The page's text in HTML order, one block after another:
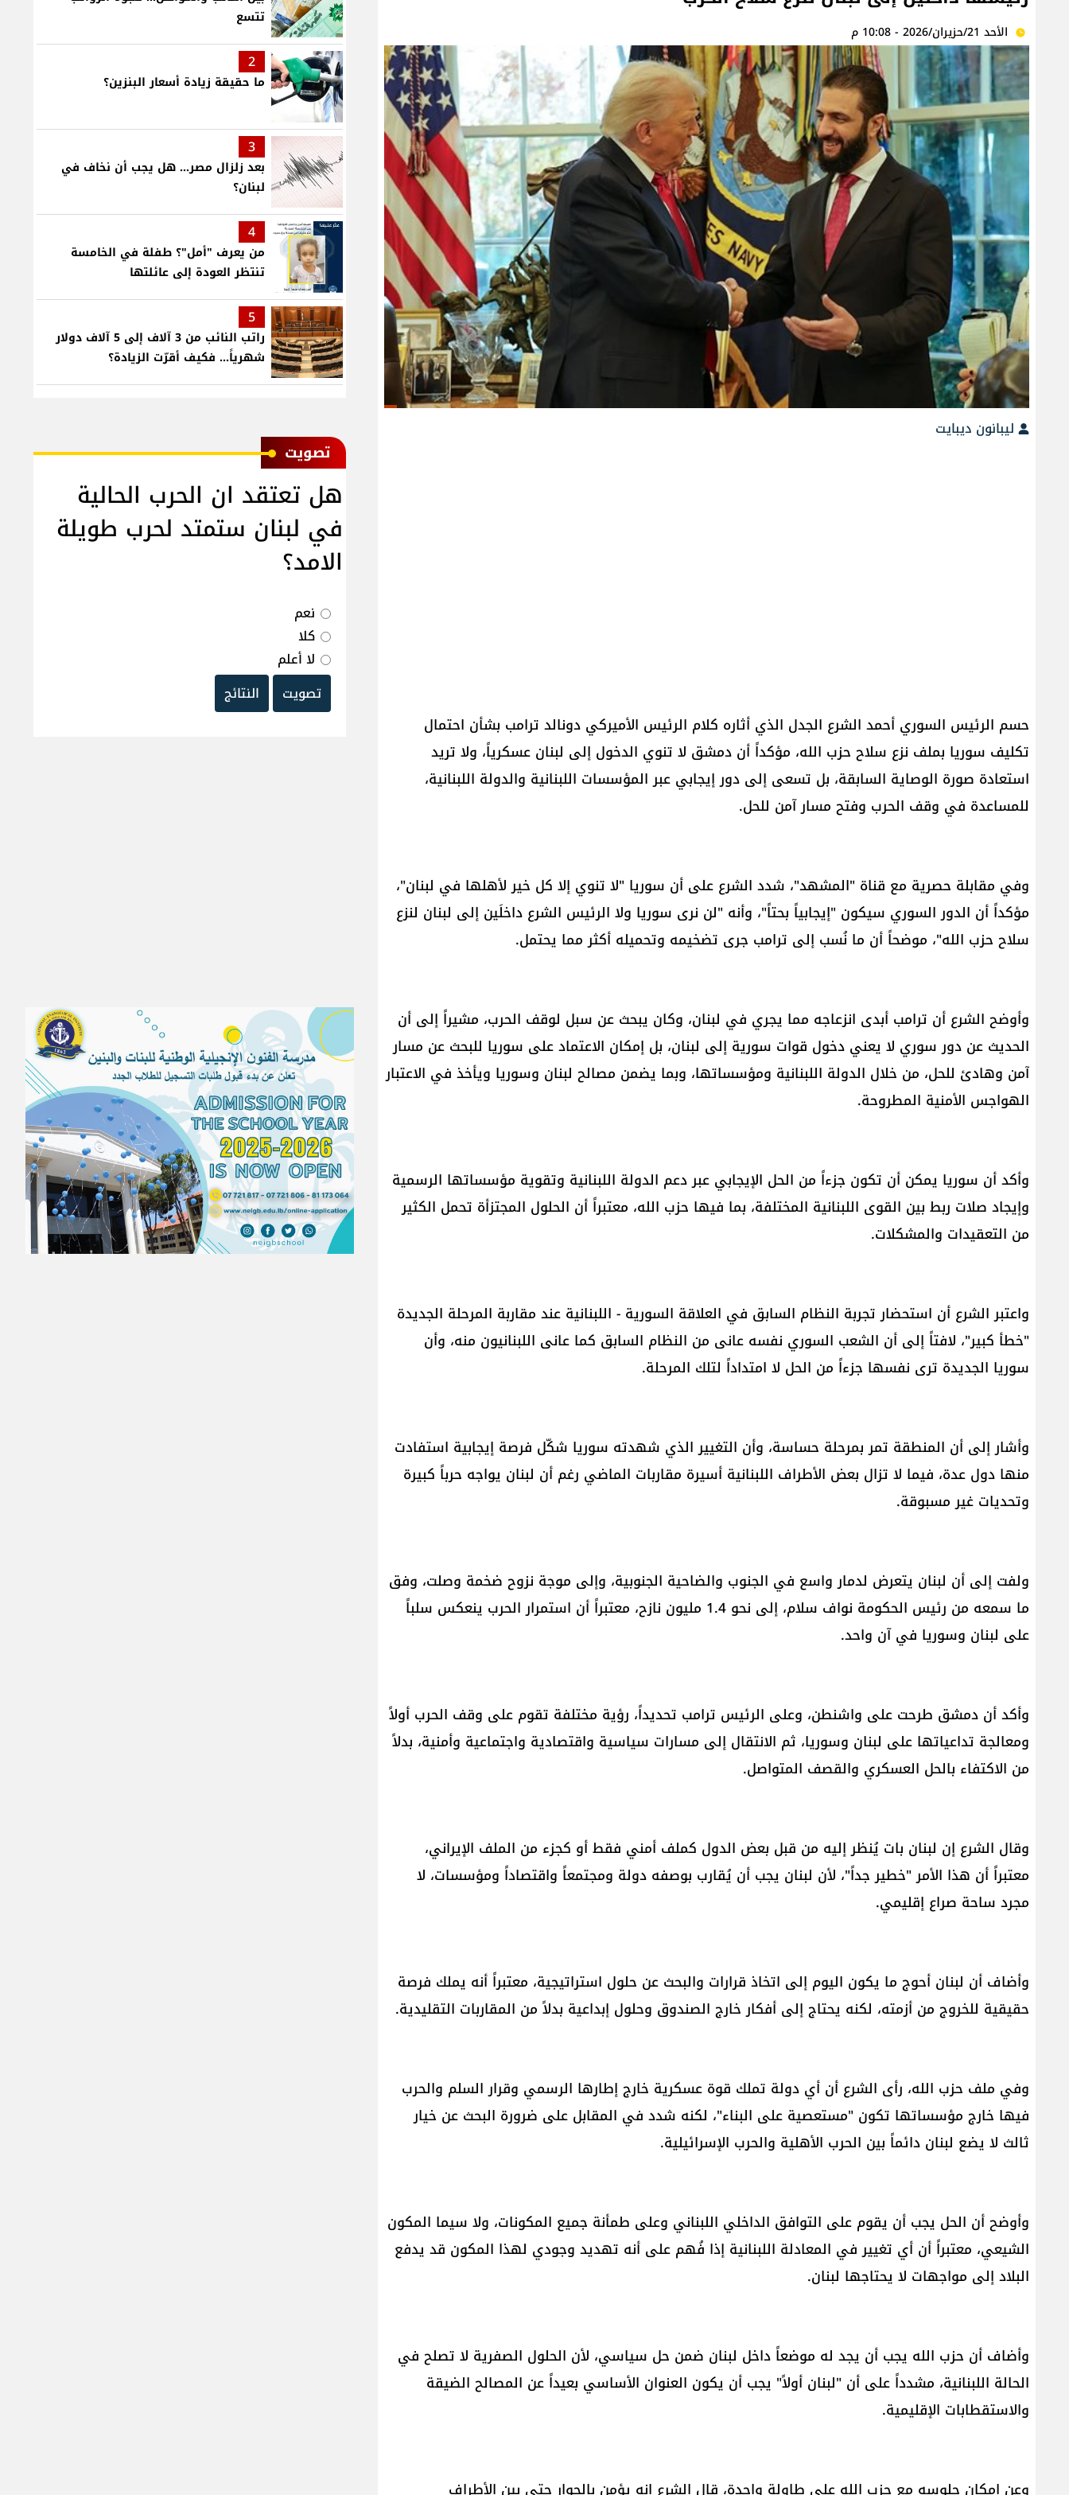
الأحد 21/حزيران/2026 - 10:08 م
ليبانون ديبايت
حسم الرئيس السوري أحمد الشرع الجدل الذي أثاره كلام الرئيس الأميركي دونالد ترامب بشأن احتمال
تكليف سوريا بملف نزع سلاح حزب الله، مؤكداً أن دمشق لا تنوي الدخول إلى لبنان عسكرياً، ولا تريد
استعادة صورة الوصاية السابقة، بل تسعى إلى دور إيجابي عبر المؤسسات اللبنانية والدولة اللبنانية،
للمساعدة في وقف الحرب وفتح مسار آمن للحل.
وفي مقابلة حصرية مع قناة "المشهد"، شدد الشرع على أن سوريا "لا تنوي إلا كل خير لأهلها في لبنان"،
مؤكداً أن الدور السوري سيكون "إيجابياً بحتاً"، وأنه "لن نرى سوريا ولا الرئيس الشرع داخلَين إلى لبنان لنزع
سلاح حزب الله"، موضحاً أن ما نُسب إلى ترامب جرى تضخيمه وتحميله أكثر مما يحتمل.
وأوضح الشرع أن ترامب أبدى انزعاجه مما يجري في لبنان، وكان يبحث عن سبل لوقف الحرب، مشيراً إلى أن
الحديث عن دور سوري لا يعني دخول قوات سورية إلى لبنان، بل إمكان الاعتماد على سوريا للبحث عن مسار
آمن وهادئ للحل، من خلال الدولة اللبنانية ومؤسساتها، وبما يضمن مصالح لبنان وسوريا ويأخذ في الاعتبار
الهواجس الأمنية المطروحة.
وأكد أن سوريا يمكن أن تكون جزءاً من الحل الإيجابي عبر دعم الدولة اللبنانية وتقوية مؤسساتها الرسمية
وإيجاد صلات ربط بين القوى اللبنانية المختلفة، بما فيها حزب الله، معتبراً أن الحلول المجتزأة تحمل الكثير
من التعقيدات والمشكلات.
واعتبر الشرع أن استحضار تجربة النظام السابق في العلاقة السورية - اللبنانية عند مقاربة المرحلة الجديدة
"خطأ كبير"، لافتاً إلى أن الشعب السوري نفسه عانى من النظام السابق كما عانى اللبنانيون منه، وأن
سوريا الجديدة ترى نفسها جزءاً من الحل لا امتداداً لتلك المرحلة.
وأشار إلى أن المنطقة تمر بمرحلة حساسة، وأن التغيير الذي شهدته سوريا شكّل فرصة إيجابية استفادت
منها دول عدة، فيما لا تزال بعض الأطراف اللبنانية أسيرة مقاربات الماضي رغم أن لبنان يواجه حرباً كبيرة
وتحديات غير مسبوقة.
ولفت إلى أن لبنان يتعرض لدمار واسع في الجنوب والضاحية الجنوبية، وإلى موجة نزوح ضخمة وصلت، وفق
ما سمعه من رئيس الحكومة نواف سلام، إلى نحو 1.4 مليون نازح، معتبراً أن استمرار الحرب ينعكس سلباً
على لبنان وسوريا في آن واحد.
وأكد أن دمشق طرحت على واشنطن، وعلى الرئيس ترامب تحديداً، رؤية مختلفة تقوم على وقف الحرب أولاً
ومعالجة تداعياتها على لبنان وسوريا، ثم الانتقال إلى مسارات سياسية واقتصادية واجتماعية وأمنية، بدلاً
من الاكتفاء بالحل العسكري والقصف المتواصل.
وقال الشرع إن لبنان بات يُنظر إليه من قبل بعض الدول كملف أمني فقط أو كجزء من الملف الإيراني،
معتبراً أن هذا الأمر "خطير جداً"، لأن لبنان يجب أن يُقارب بوصفه دولة ومجتمعاً واقتصاداً ومؤسسات، لا
مجرد ساحة صراع إقليمي.
وأضاف أن لبنان أحوج ما يكون اليوم إلى اتخاذ قرارات والبحث عن حلول استراتيجية، معتبراً أنه يملك فرصة
حقيقية للخروج من أزمته، لكنه يحتاج إلى أفكار خارج الصندوق وحلول إبداعية بدلاً من المقاربات التقليدية.
وفي ملف حزب الله، رأى الشرع أن أي دولة تملك قوة عسكرية خارج إطارها الرسمي وقرار السلم والحرب
فيها خارج مؤسساتها تكون "مستعصية على البناء"، لكنه شدد في المقابل على ضرورة البحث عن خيار
ثالث لا يضع لبنان دائماً بين الحرب الأهلية والحرب الإسرائيلية.
وأوضح أن الحل يجب أن يقوم على التوافق الداخلي اللبناني وعلى طمأنة جميع المكونات، ولا سيما المكون
الشيعي، معتبراً أن أي تغيير في المعادلة اللبنانية إذا فُهم على أنه تهديد وجودي لهذا المكون قد يدفع
البلاد إلى مواجهات لا يحتاجها لبنان.
وأضاف أن حزب الله يجب أن يجد له موضعاً داخل لبنان ضمن حل سياسي، لأن الحلول الصفرية لا تصلح في
الحالة اللبنانية، مشدداً على أن "لبنان أولاً" يجب أن يكون العنوان الأساسي بعيداً عن المصالح الضيقة
والاستقطابات الإقليمية.
وعن إمكان جلوسه مع حزب الله على طاولة واحدة، قال الشرع إنه يؤمن بالحوار حتى بين الأطراف
تتسع
2
ما حقيقة زيادة أسعار البنزين؟
3
بعد زلزال مصر... هل يجب أن نخاف في
لبنان؟
4
من يعرف "أمل"؟ طفلة في الخامسة
تنتظر العودة إلى عائلتها
5
راتب النائب من 3 آلاف إلى 5 آلاف دولار
شهرياً... فكيف أقرّت الزيادة؟
ﺗﺼﻮﻳﺖ
هل تعتقد ان الحرب الحالية
في لبنان ستمتد لحرب طويلة
الامد؟
نعم
كلا
لا أعلم
تصويت
النتائج